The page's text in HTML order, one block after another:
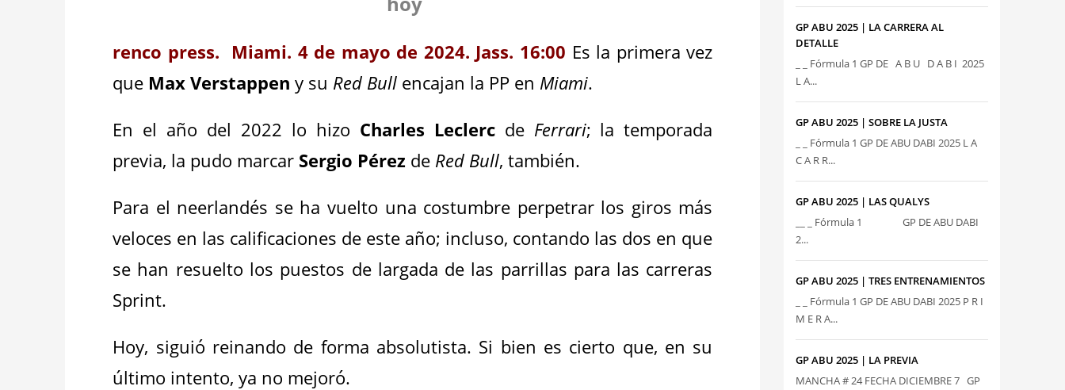
renco press. Miami. 4 de mayo de 2024. Jass. 16:00 Es la primera vez
que Max Verstappen y su Red Bull encajan la PP en Miami.
En el año del 2022 lo hizo Charles Leclercde Ferrari; la temporada
previa, la pudo marcar Sergio Pérez de Red Bull, también.
Para el neerlandés se ha vuelto una costumbre perpetrar los giros más
veloces en las calificaciones de este año; incluso, contando las dos en que
se han resuelto los puestos de largada de las parrillas para las carreras
Sprint.
Hoy, siguió reinando de forma absolutista. Si bien es cierto que, en su
último intento, ya no mejoró.
GP ABU 2025 | LA CARRERA AL
DETALLE
_ _ Fórmula 1 GP DE A B U D A B I 2025
L A...
GP ABU 2025 | SOBRE LA JUSTA
_ _ Fórmula 1 GP DE ABU DABI 2025 L A
C A R R...
GP ABU 2025 | LAS QUALYS
__ _ Fórmula 1 GP DE ABU DABI
2...
GP ABU 2025 | TRES ENTRENAMIENTOS
_ _ Fórmula 1 GP DE ABU DABI 2025 P R I
M E R A...
GP ABU 2025 | LA PREVIA
MANCHA # 24 FECHA DICIEMBRE 7 GP